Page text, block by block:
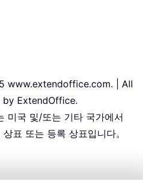
| All
ExtendOffice.
국 및/또는 기타 국가에서
표 또는 등록 상표입니다。